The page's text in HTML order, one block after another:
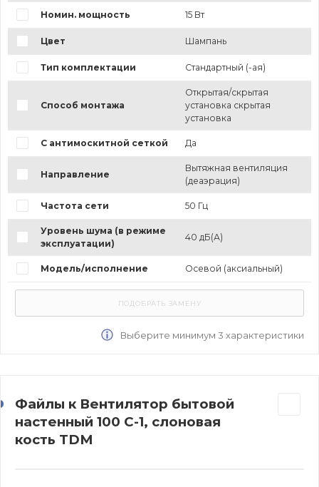
Номин. мощность 15 Вт
Цвет Шампань
Тип комплектации Стандартный (-ая)
Способ монтажа
Открытая/скрытая
установка скрытая
установка
С антимоскитной сеткой Да
Направление
Вытяжная вентиляция
(деаэрация)
Частота сети 50 Гц
Уровень шума (в режиме
эксплуатации)
40 дБ(А)
Модель/исполнение Осевой (аксиальный)
Выберите минимум 3 характеристики
Файлы к Вентилятор бытовой
настенный 100 С-1, слоновая
кость TDM